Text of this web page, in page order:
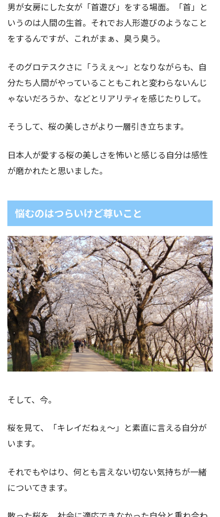
男が女房にした女が「首遊び」をする場面。「首」と
いうのは人間の生首。それでお人形遊びのようなこと
をするんですが、これがまぁ、臭う臭う。
そのグロテスクさに「うえぇ～」となりながらも、自
分たち人間がやっていることもこれと変わらないんじ
ゃないだろうか、などとリアリティを感じたりして。
そうして、桜の美しさがより一層引き立ちます。
日本人が愛する桜の美しさを怖いと感じる自分は感性
が磨かれたと思いました。
悩むのはつらいけど尊いこと
そして、今。
桜を見て、「キレイだねぇ～」と素直に言える自分が
います。
それでもやはり、何とも言えない切ない気持ちが一緒
についてきます。